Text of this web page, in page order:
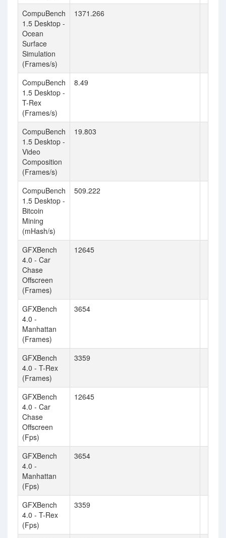
CompuBench
1.5 Desktop -
Ocean
Surface
Simulation
(Frames/s)
1371.266
CompuBench
1.5 Desktop -
T-Rex
(Frames/s)
8.49
CompuBench
1.5 Desktop -
Video
Composition
(Frames/s)
19.803
CompuBench
1.5 Desktop -
Bitcoin
Mining
(mHash/s)
509.222
GFXBench
4.0 - Car
Chase
Offscreen
(Frames)
12645
GFXBench
4.0 -
Manhattan
(Frames)
3654
GFXBench
4.0 - T-Rex
(Frames)
3359
GFXBench
4.0 - Car
Chase
Offscreen
(Fps)
12645
GFXBench
4.0 -
Manhattan
(Fps)
3654
GFXBench
4.0 - T-Rex
(Fps)
3359